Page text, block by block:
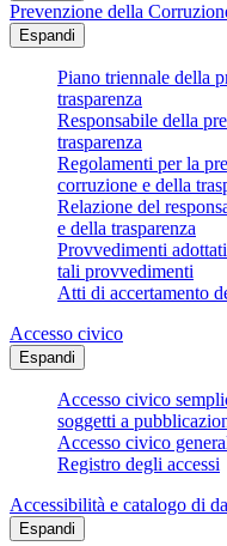
Prevenzione della
Espandi
Piano triennale della
trasparenza
Responsabile della
trasparenza
Regolamenti per la
corruzione e della
Relazione del
e della trasparenza
Provvedimenti
tali provvedimenti
Atti di accertamento
Accesso civico
Espandi
Accesso civico
soggetti a
Accesso civico
Registro degli accessi
Accessibilità e catalogo di
Espandi